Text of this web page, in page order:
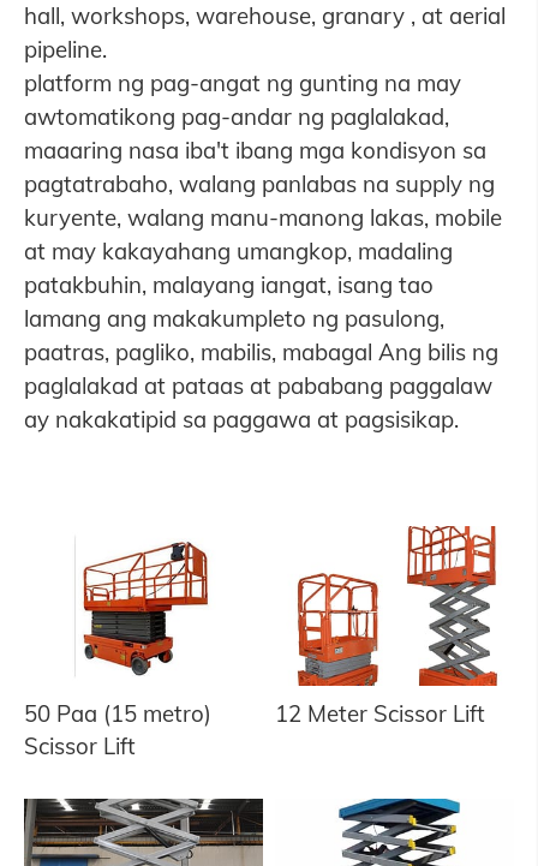
hall, workshops, warehouse, granary , at aerial
pipeline.
platform ng pag-angat ng gunting na may
awtomatikong pag-andar ng paglalakad,
maaaring nasa iba't ibang mga kondisyon sa
pagtatrabaho, walang panlabas na supply ng
kuryente, walang manu-manong lakas, mobile
at may kakayahang umangkop, madaling
patakbuhin, malayang iangat, isang tao
lamang ang makakumpleto ng pasulong,
paatras, pagliko, mabilis, mabagal Ang bilis ng
paglalakad at pataas at pababang paggalaw
ay nakakatipid sa paggawa at pagsisikap.
50 Paa (15 metro)
Scissor Lift
12 Meter Scissor Lift